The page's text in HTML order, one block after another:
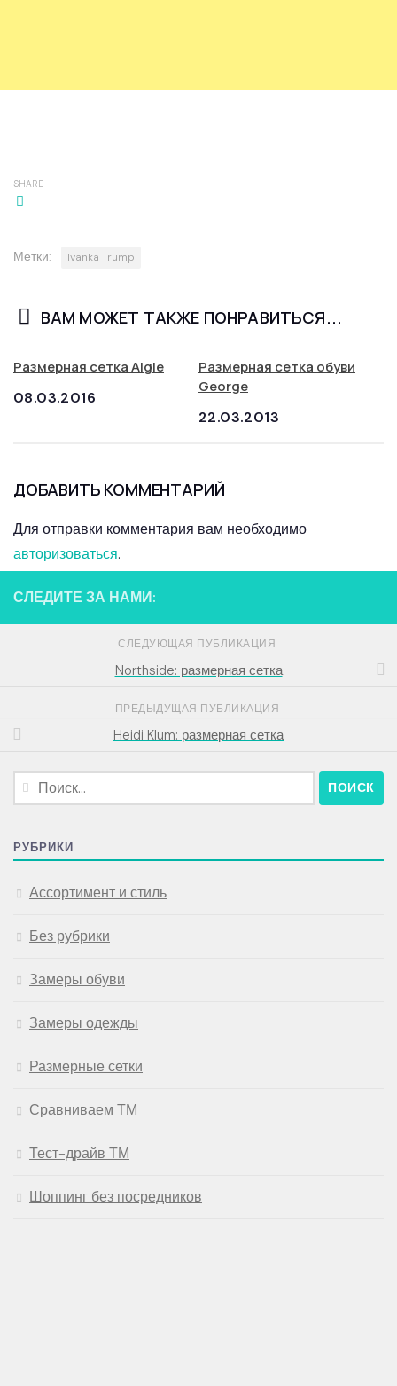
SHARE
Метки: Ivanka Trump
ВАМ МОЖЕТ ТАКЖЕ ПОНРАВИТЬСЯ...
Размерная сетка Aigle
08.03.2016
Размерная сетка обуви
George
22.03.2013
ДОБАВИТЬ КОММЕНТАРИЙ
Для отправки комментария вам необходимо
авторизоваться.
СЛЕДИТЕ ЗА НАМИ:
СЛЕДУЮЩАЯ ПУБЛИКАЦИЯ
Northside: размерная сетка
ПРЕДЫДУЩАЯ ПУБЛИКАЦИЯ
Heidi Klum: размерная сетка
Найти:
РУБРИКИ
Ассортимент и стиль
Без рубрики
Замеры обуви
Замеры одежды
Размерные сетки
Сравниваем ТМ
Тест-драйв ТМ
Шоппинг без посредников